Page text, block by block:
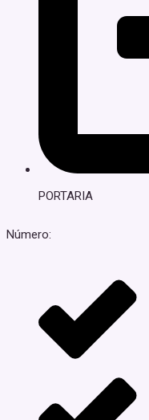
PORTARIA
Número: